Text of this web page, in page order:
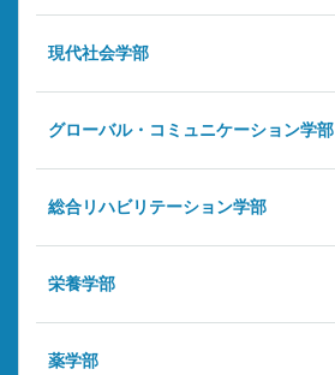
現代社会学部
グローバル・コミュニケーション学部
総合リハビリテーション学部
栄養学部
薬学部